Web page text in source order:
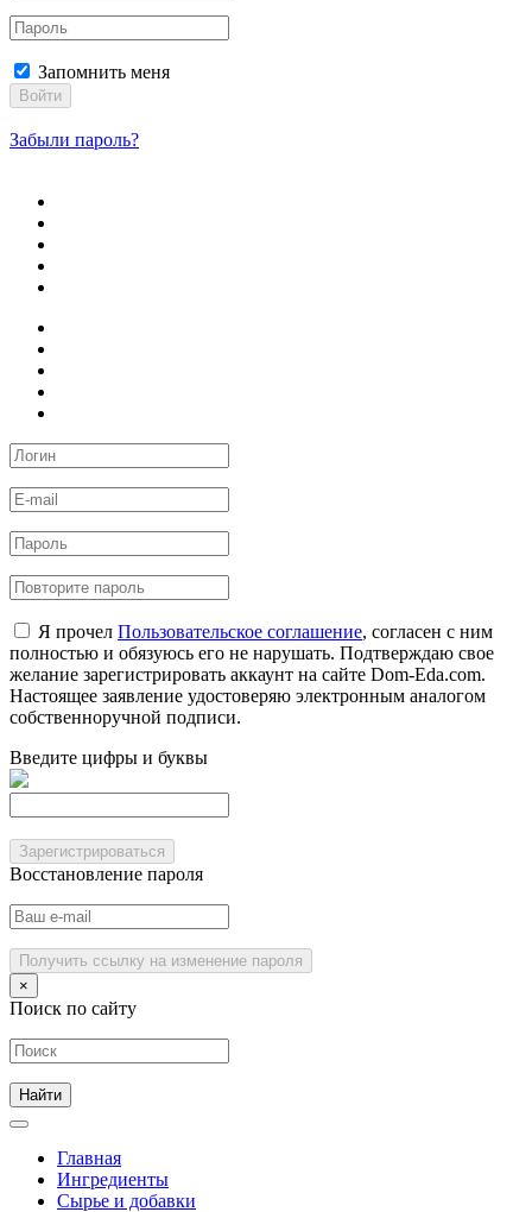
Запомнить меня
Войти
Забыли пароль?
Я прочел Пользовательское соглашение, согласен с ним
полностью и обязуюсь его не нарушать. Подтверждаю свое
желание зарегистрировать аккаунт на сайте Dom-Eda.com.
Настоящее заявление удостоверяю электронным аналогом
собственноручной подписи.
Введите цифры и буквы
Зарегистрироваться
Восстановление пароля
Получить ссылку на изменение пароля
×
Поиск по сайту
Главная
Ингредиенты
Сырье и добавки